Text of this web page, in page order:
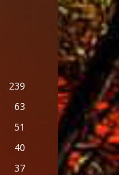
239
63
51
40
37